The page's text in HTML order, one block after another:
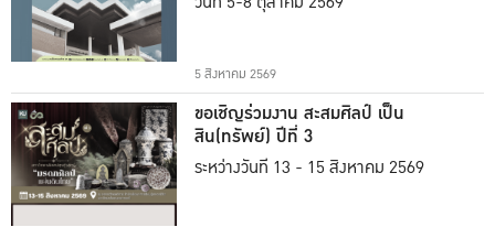
5 สิงหาคม 2569
ขอเชิญร่วมงาน สะสมศิลป์ เป็น
สิน(ทรัพย์) ปีที่ 3
ระหว่างวันที่ 13 - 15 สิงหาคม 2569